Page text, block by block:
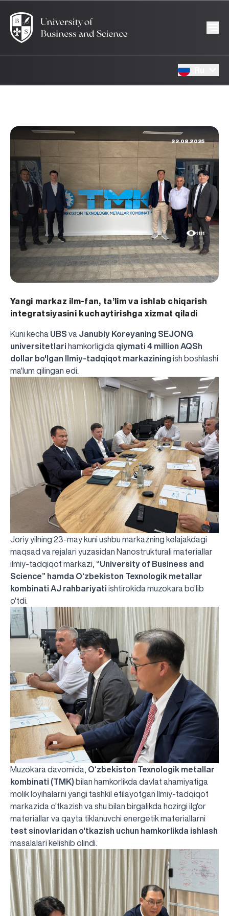
22.08.2025
1111
Yangi markaz ilm-fan, ta’lim va ishlab chiqarish
integratsiyasini kuchaytirishga xizmat qiladi
Kuni kecha UBS va Janubiy Koreyaning SEJONG
universitetlari hamkorligida qiymati 4 million AQSh
dollar bo'lgan Ilmiy-tadqiqot markazining ish boshlashi
ma'lum qilingan edi.
Joriy yilning 23-may kuni ushbu markazning kelajakdagi
maqsad va rejalari yuzasidan Nanostrukturali materiallar
ilmiy-tadqiqot markazi “University of Business and
Science” hamda O‘zbekiston Texnologik metallar
kombinati AJ rahbariyati ishtirokida muzokara bo'lib
o'tdi.
Muzokara davomida, O‘zbekiston Texnologik metallar
kombinati (TMK) bilan hamkorlikda davlat ahamiyatiga
molik loyihalarni yangi tashkil etilayotgan Ilmiy-tadqiqot
markazida o'tkazish va shu bilan birgalikda hozirgi ilg'or
materiallar va qayta tiklanuvchi energetik materiallarni
test sinovlaridan o'tkazish uchun hamkorlikda ishlash
masalalari kelishib olindi.